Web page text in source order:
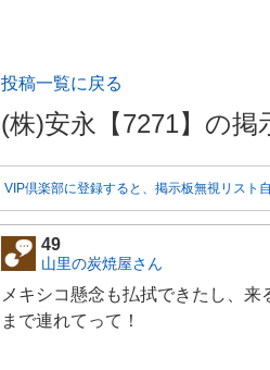
投稿一覧に戻る
(株)安永【7271】の掲
VIP倶楽部に登録すると、掲示板無視リスト
49
山里の炭焼屋さん
メキシコ懸念も払拭できたし、
まで連れてって！